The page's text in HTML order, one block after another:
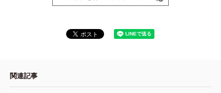
関連記事